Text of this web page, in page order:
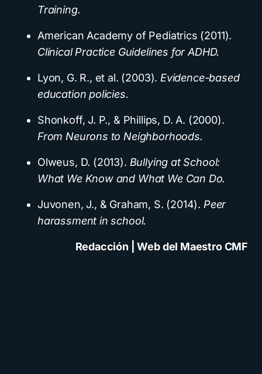
Training.
American Academy of Pediatrics (2011).
Clinical Practice Guidelines for ADHD.
Lyon, G. R., et al. (2003). Evidence-based
education policies.
Shonkoff, J. P., & Phillips, D. A. (2000).
From Neurons to Neighborhoods.
Olweus, D. (2013). Bullying at School:
What We Know and What We Can Do.
Juvonen, J., & Graham, S. (2014). Peer
harassment in school.
Redacción | Web del Maestro CMF